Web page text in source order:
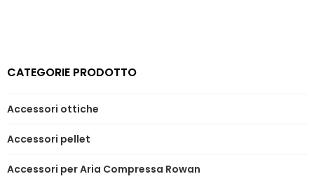
CATEGORIE PRODOTTO
Accessori ottiche
Accessori pellet
Accessori per Aria Compressa Rowan